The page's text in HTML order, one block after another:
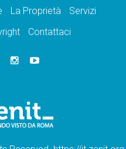
La Proprietà
Servizi
Contattaci